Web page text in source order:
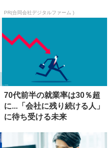
PR(合同会社デジタルファーム )
70代前半の就業率は30％超
に...「会社に残り続ける人」
に待ち受ける未来